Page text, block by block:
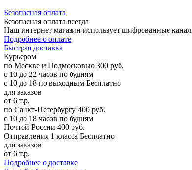
Безопасная оплата
Безопасная оплата всегда
Наш интернет магазин использует шифрованные
Подробнее о оплате
Быстрая доставка
Курьером
по Москве и Подмосковью 300 руб.
с 10 до 22 часов по будням
с 10 до 18 по выходным Бесплатно
для заказов
от 6 т.р.
по Санкт-Петербургу 400 руб.
с 10 до 18 часов по будням
Почтой России 400 руб.
Отправления 1 класса Бесплатно
для заказов
от 6 т.р.
Подробнее о доставке